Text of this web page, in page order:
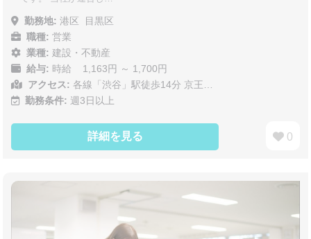
勤務地: 港区
目黒区
職種: 営業
業種: 建設・不動産
給与: 時給 1,163円 ～ 1,700円
アクセス: 各線「渋谷」駅徒歩14分 京王…
勤務条件: 週3日以上
詳細を見る 0